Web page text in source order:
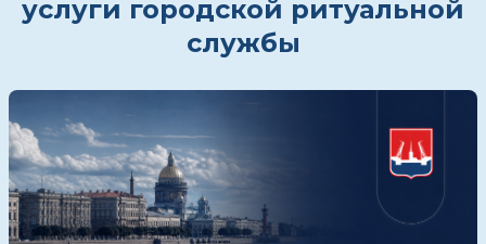
услуги городской ритуальной
службы